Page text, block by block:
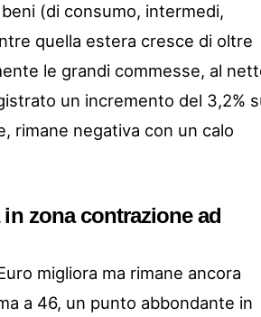
(di consumo, intermedi,
quella estera cresce di oltre
le grandi commesse, al
un incremento del 3,2%
rimane negativa con un calo
zona contrazione ad
migliora ma rimane ancora
a 46, un punto abbondante in